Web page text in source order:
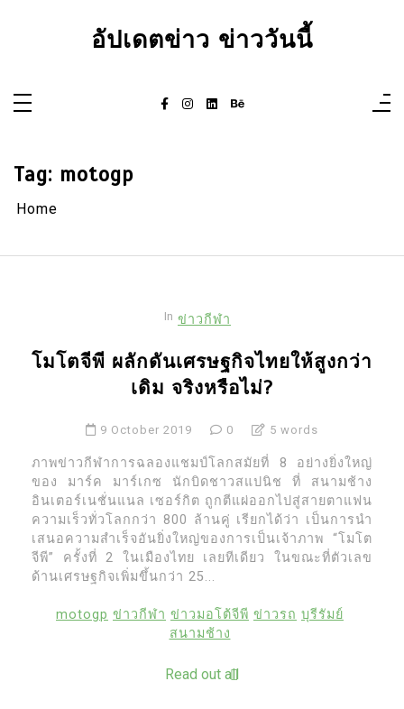
อัปเดตข่าว ข่าววันนี้
Tag: motogp
Home
In ข่าวกีฬา
โมโตจีพี ผลักดันเศรษฐกิจไทยให้สูงกว่า
เดิม จริงหรือไม่?
9 October 2019 0 5 words
ภาพข่าวกีฬาการฉลองแชมป์โลกสมัยที่ 8 อย่างยิ่งใหญ่
ของ มาร์ค มาร์เกซ นักบิดชาวสแปนิช ที่ สนามช้าง
อินเตอร์เนชั่นแนล เซอร์กิต ถูกตีแผ่ออกไปสู่สายตาแฟน
ความเร็วทั่วโลกกว่า 800 ล้านคู่ เรียกได้ว่า เป็นการนำ
เสนอความสำเร็จอันยิ่งใหญ่ของการเป็นเจ้าภาพ “โมโต
จีพี” ครั้งที่ 2 ในเมืองไทย เลยทีเดียว ในขณะที่ตัวเลข
ด้านเศรษฐกิจเพิ่มขึ้นกว่า 25...
motogp ข่าวกีฬา ข่าวมอโต้จีพี ข่าวรถ บุรีรัมย์
สนามช้าง
Read out all